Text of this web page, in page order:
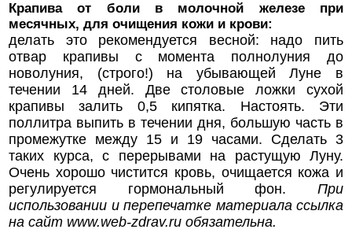
Крапива от боли в молочной железе при
месячных, для очищения кожи и крови:
делать это рекомендуется весной: надо пить
отвар крапивы с момента полнолуния до
новолуния, (строго!) на убывающей Луне в
течении 14 дней. Две столовые ложки сухой
крапивы залить 0,5 кипятка. Настоять. Эти
поллитра выпить в течении дня, большую часть в
промежутке между 15 и 19 часами. Сделать 3
таких курса, с перерывами на растущую Луну.
Очень хорошо чистится кровь, очищается кожа и
регулируется гормональный фон. При
использовании и перепечатке материала ссылка
на сайт www.web-zdrav.ru обязательна.